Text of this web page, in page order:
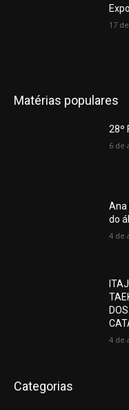
17
Matérias populares
28º
6 de
Ana
do
4 de
4 de
Categorias